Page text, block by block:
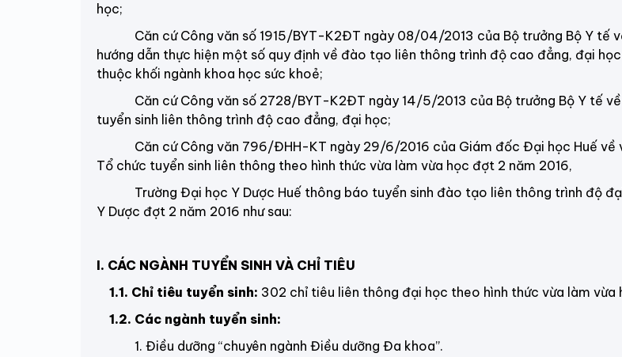
học;
Căn cứ Công văn số 1915/BYT-K2ĐT ngày 08/04/2013 của Bộ trưởng Bộ Y tế
hướng dẫn thực hiện một số quy định về đào tạo liên thông trình độ cao đẳng, đại học
thuộc khối ngành khoa học sức khoẻ;
Căn cứ Công văn số 2728/BYT-K2ĐT ngày 14/5/2013 của Bộ trưởng Bộ Y tế
tuyển sinh liên thông trình độ cao đẳng, đại học;
Căn cứ Công văn 796/ĐHH-KT ngày 29/6/2016 của Giám đốc Đại học Huế về
Tổ chức tuyển sinh liên thông theo hình thức vừa làm vừa học đợt 2 năm 2016,
Trường Đại học Y Dược Huế thông báo tuyển sinh đào tạo liên thông trình độ
Y Dược đợt 2 năm 2016 như sau:
I. CÁC NGÀNH TUYỂN SINH VÀ CHỈ TIÊU
1.1. Chỉ tiêu tuyển sinh: 302 chỉ tiêu liên thông đại học theo hình thức vừa làm vừa
1.2. Các ngành tuyển sinh:
1. Điều dưỡng “chuyên ngành Điều dưỡng Đa khoa”.